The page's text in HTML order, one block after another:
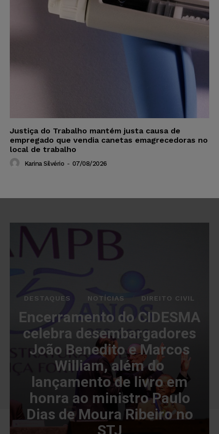
Justiça do Trabalho mantém justa causa de
empregado que vendia canetas emagrecedoras no
local de trabalho
Karina Silvério - 07/08/2026